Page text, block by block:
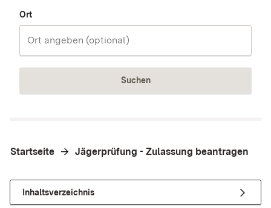
Ort
Suchen
Startseite Jägerprüfung - Zulassung beantragen
Inhaltsverzeichnis